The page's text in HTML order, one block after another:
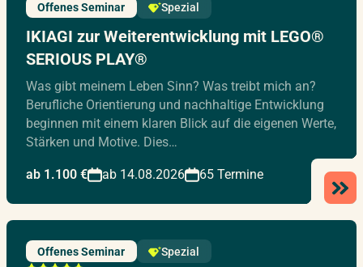
Offenes Seminar Spezial
IKIAGI zur Weiterentwicklung mit LEGO®
SERIOUS PLAY®
Was gibt meinem Leben Sinn? Was treibt mich an?
Berufliche Orientierung und nachhaltige Entwicklung
beginnen mit einem klaren Blick auf die eigenen Werte,
Stärken und Motive. Dies…
ab 1.100 € ab 14.08.2026 65 Termine
Offenes Seminar Spezial